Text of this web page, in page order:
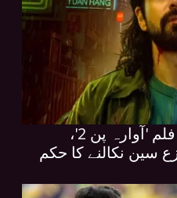
عمران ہاشمی کی نئی فلم 'آوارہ پن 2'،
سین نکالنے کا حکم